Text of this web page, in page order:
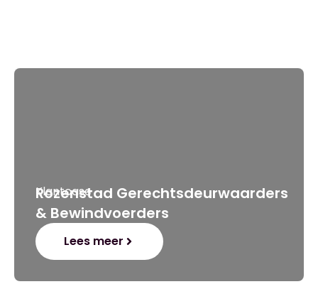
Klantcase
Rozenstad Gerechtsdeurwaarders
& Bewindvoerders
Lees meer